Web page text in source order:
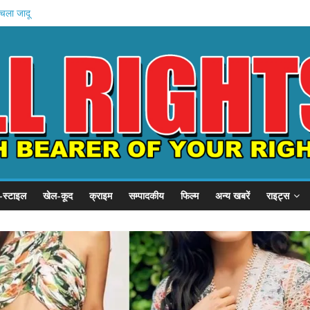
का लुक
चला जादू
प्रदर्शनी
कदम
खेल-कूद क्राइम सम्पादकीय फिल्म अन्य खबरें राइट्स